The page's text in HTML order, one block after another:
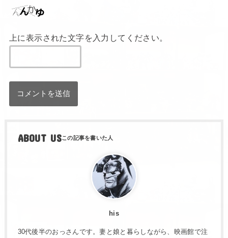
上に表示された文字を入力してください。
ABOUT US
his
30代後半のおっさんです。妻と娘と暮らしながら、映画館で注